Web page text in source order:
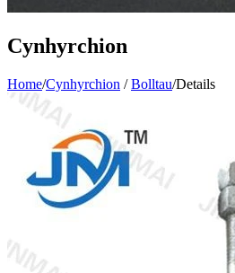
Cynhyrchion
Home/Cynhyrchion / Bolltau/Details